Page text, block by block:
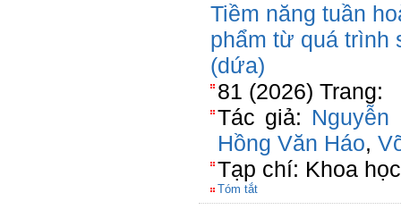
Tiềm năng tuần
phẩm từ quá trình
(dứa)
81 (2026) Trang:
Tác giả: Nguyễn
Hồng Văn Háo,
Tạp chí: Khoa
Tóm tắt